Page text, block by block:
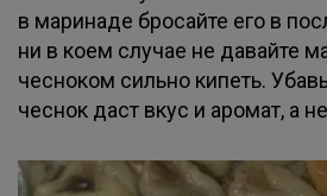
в маринаде бросайте его в
ни в коем случае не давайте
чесноком сильно кипеть.
чеснок даст вкус и аромат, а